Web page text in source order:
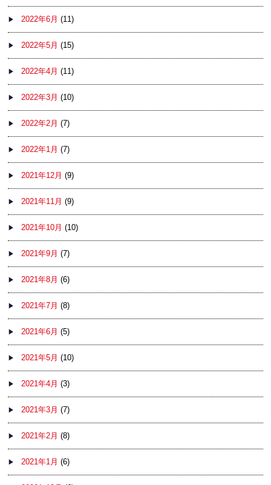
2022年6月 (11)
2022年5月 (15)
2022年4月 (11)
2022年3月 (10)
2022年2月 (7)
2022年1月 (7)
2021年12月 (9)
2021年11月 (9)
2021年10月 (10)
2021年9月 (7)
2021年8月 (6)
2021年7月 (8)
2021年6月 (5)
2021年5月 (10)
2021年4月 (3)
2021年3月 (7)
2021年2月 (8)
2021年1月 (6)